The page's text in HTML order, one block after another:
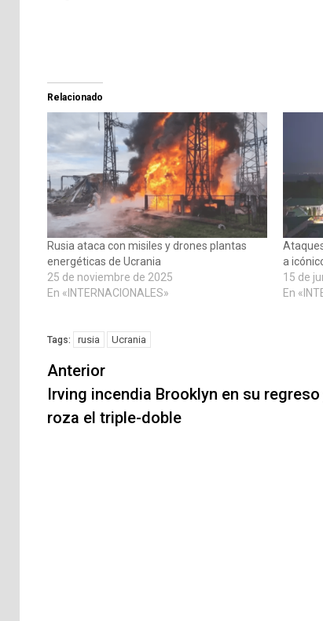
Relacionado
Rusia ataca con misiles y drones plantas
energéticas de Ucrania
25 de noviembre de 2025
En «INTERNACIONALES»
a
15 de
En
Tags: rusia Ucrania
Navegación
de
entradas
Anterior
Irving incendia Brooklyn en su regreso
roza el triple-doble